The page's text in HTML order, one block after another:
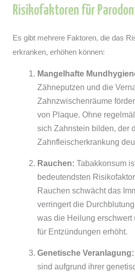
Risikofaktoren für
Es gibt mehrere Faktoren, die das
erkranken, erhöhen können:
Mangelhafte
Zähneputzen und die
Zahnzwischenräume
von Plaque. Ohne
sich Zahnstein bilden, der
Zahnfleischerkrankung
Rauchen: Tabakkonsum
bedeutendsten
Rauchen schwächt das
verringert die
was die Heilung erschwert
für Entzündungen erhöht.
Genetische Veranlagung:
sind aufgrund ihrer